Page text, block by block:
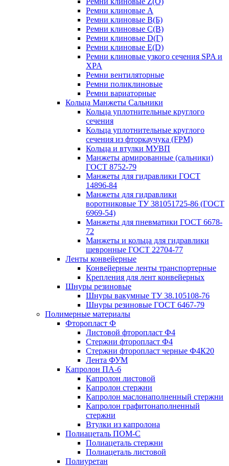
Ремни клиновые A
Ремни клиновые B(Б)
Ремни клиновые C(В)
Ремни клиновые D(Г)
Ремни клиновые Е(D)
Ремни клиновые узкого сечения SPA и
XPA
Ремни вентиляторные
Ремни поликлиновые
Ремни вариаторные
Кольца Манжеты Сальники
Кольца уплотнительные круглого
сечения
Кольца уплотнительные круглого
сечения из фторкаучука (FPM)
Кольца и втулки МУВП
Манжеты армированные (сальники)
ГОСТ 8752-79
Манжеты для гидравлики ГОСТ
14896-84
Манжеты для гидравлики
воротниковые ТУ 381051725-86 (ГОСТ
6969-54)
Манжеты для пневматики ГОСТ 6678-
72
Манжеты и кольца для гидравлики
шевронные ГОСТ 22704-77
Ленты конвейерные
Конвейерные ленты транспортерные
Крепления для лент конвейерных
Шнуры резиновые
Шнуры вакумные ТУ 38.105108-76
Шнуры резиновые ГОСТ 6467-79
Полимерные материалы
Фторопласт Ф
Листовой фторопласт Ф4
Стержни фторопласт Ф4
Стержни фторопласт черные Ф4К20
Лента ФУМ
Капролон ПА-6
Капролон листовой
Капролон стержни
Капролон маслонаполненный стержни
Капролон графитонаполненный
стержни
Втулки из капролона
Полиацеталь ПОМ-С
Полиацеталь стержни
Полиацеталь листовой
Полиуретан